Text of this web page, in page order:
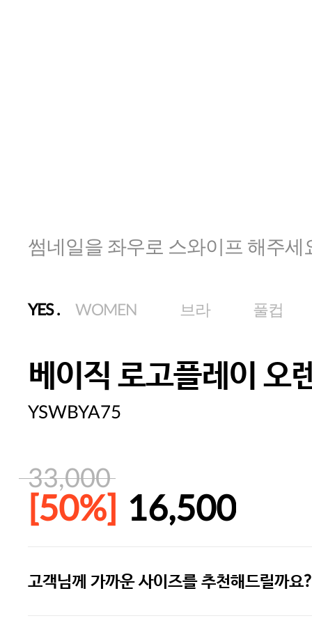
썸네일을 좌우로 스와이프 해주세
YES. WOMEN 브라 풀컵
베이직 로고플레이 오
YSWBYA75
33,000
[50%] 16,500
주말특가 20%(8.7~8.9)/5만원 이
고객님께 가까운 사이즈를 추천해드릴까요?